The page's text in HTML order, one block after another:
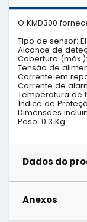
O KMD300
Tipo de sensor:
Alcance de
Cobertura
Tensão de
Corrente em
Corrente de
Temperatura de
Índice de
Dimensões
Dados do
Anexos